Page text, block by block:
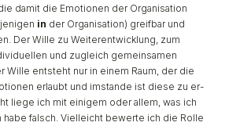
damit die Emotionen der Organisation
in der Organisation) greifbar und
Der Wille zu Weiterentwicklung, zum
und zugleich gemeinsamen
Wille entsteht nur in einem Raum, der die
erlaubt und imstande ist diese zu er-
liege ich mit einigem oder allem, was ich
falsch. Vielleicht bewerte ich die Rolle